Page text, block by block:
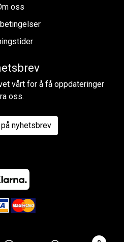
oss
vårt for å få oppdateringer
oss.
nyhetsbrev